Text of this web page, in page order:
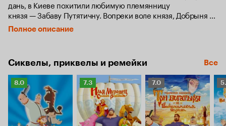
дань, в Киеве похитили любимую племянницу
князя — Забаву Путятичну. Вопреки воле князя, Добрыня
с женихом Забавы Елисеем отправляется на ее поиски.
Полное описание
Сиквелы, приквелы и ремейки Все
Рейтинг
Кинопоиска
8.0
8.0
Рейтинг
Кинопоиска
7.3
7.3
Рейтинг
Кинопоиска
7.0
7.0